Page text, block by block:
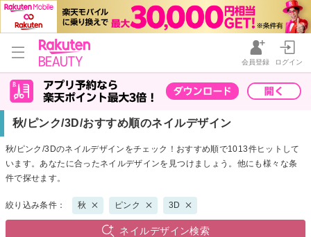
会員登録 ログイン
秋/ピンク/3D/おすすめ順のネイルデザイン
秋/ピンク/3Dのネイルデザインをチェック！おすすめ順で1013件ヒットして
います。あなたに合ったネイルデザインを見つけましょう。他にも様々な条
件で探せます。
絞り込み条件： 秋 ピンク 3D
ネイルデザイン検索